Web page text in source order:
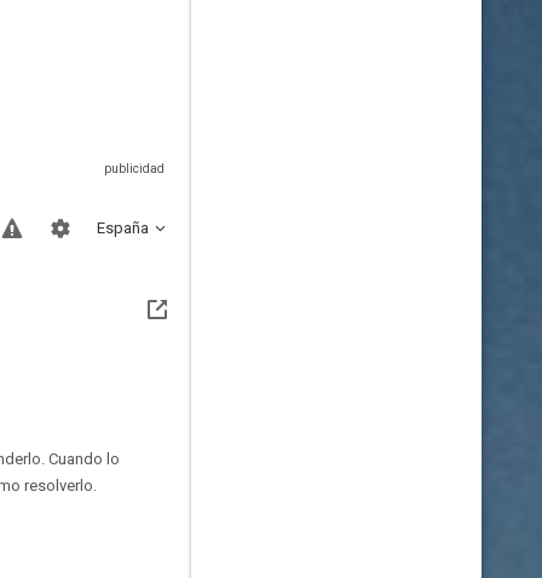
España
Cuando lo
resolverlo.